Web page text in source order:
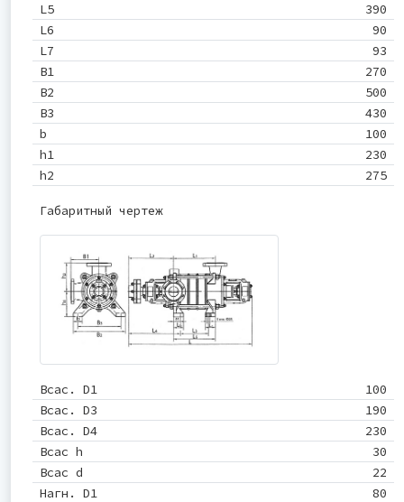
L5
390
L6
90
L7
93
B1
270
B2
500
B3
430
b
100
h1
230
h2
275
Габаритный чертеж
Всас. D1
100
Всас. D3
190
Всас. D4
230
Всас h
30
Всас d
22
Нагн. D1
80